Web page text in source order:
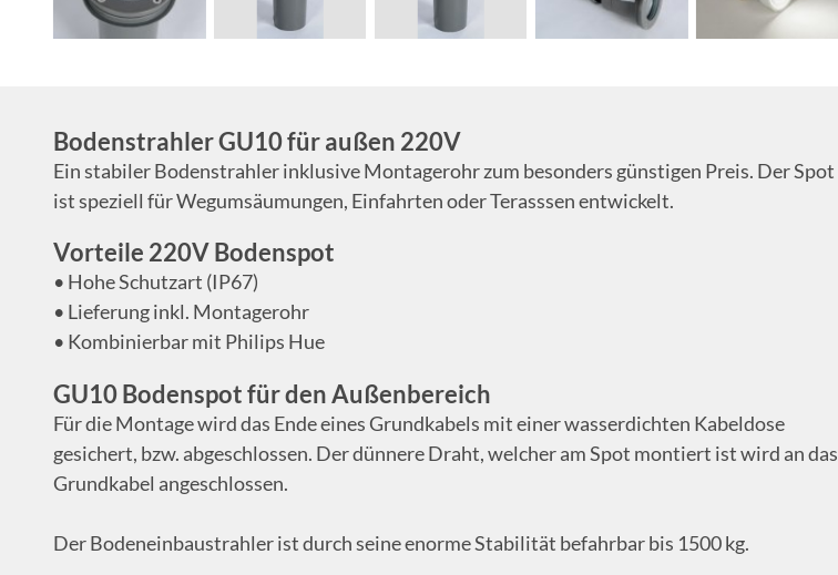
Bodenstrahler GU10 für außen 220V
Ein stabiler Bodenstrahler inklusive Montagerohr zum besonders günstigen Preis. Der Spot
ist speziell für Wegumsäumungen, Einfahrten oder Terasssen entwickelt.
Vorteile 220V Bodenspot
• Hohe Schutzart (IP67)
• Lieferung inkl. Montagerohr
• Kombinierbar mit Philips Hue
GU10 Bodenspot für den Außenbereich
Für die Montage wird das Ende eines Grundkabels mit einer wasserdichten Kabeldose
gesichert, bzw. abgeschlossen. Der dünnere Draht, welcher am Spot montiert ist wird an das
Grundkabel angeschlossen.
Der Bodeneinbaustrahler ist durch seine enorme Stabilität befahrbar bis 1500 kg.